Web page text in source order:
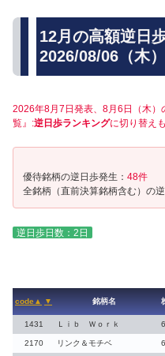
12月の高額逆日
2026/08/06（木）
2026年8月7日発表、8月6日（木
覧』:逆日歩ランキングに切り替え
優待銘柄の逆日歩発生： 48件
全銘柄（直前決算銘柄含む）の逆
逆日歩日数：2日
code▲ ▼ 銘柄名
1431 Ｌｉｂ Ｗｏｒｋ
2170 リンク＆モチベ